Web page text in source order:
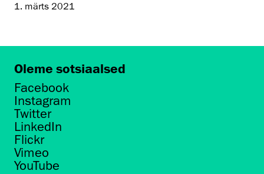
1. märts 2021
Oleme sotsiaalsed
Facebook
Instagram
Twitter
LinkedIn
Flickr
Vimeo
YouTube